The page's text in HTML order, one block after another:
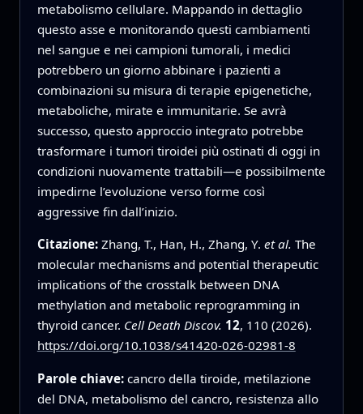
metabolismo cellulare. Mappando in dettaglio
questo asse e monitorando questi cambiamenti
nel sangue e nei campioni tumorali, i medici
potrebbero un giorno abbinare i pazienti a
combinazioni su misura di terapie epigenetiche,
metaboliche, mirate e immunitarie. Se avrà
successo, questo approccio integrato potrebbe
trasformare i tumori tiroidei più ostinati di oggi in
condizioni nuovamente trattabili—e possibilmente
impedirne l’evoluzione verso forme così
aggressive fin dall’inizio.
Citazione: Zhang, T., Han, H., Zhang, Y. et al. The
molecular mechanisms and potential therapeutic
implications of the crosstalk between DNA
methylation and metabolic reprogramming in
thyroid cancer. Cell Death Discov. 12, 110 (2026).
https://doi.org/10.1038/s41420-026-02981-8
Parole chiave: cancro della tiroide, metilazione
del DNA, metabolismo del cancro, resistenza allo